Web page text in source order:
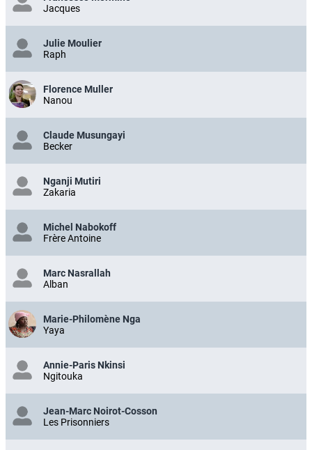
Jacques
Julie Moulier
Raph
Florence Muller
Nanou
Claude Musungayi
Becker
Nganji Mutiri
Zakaria
Michel Nabokoff
Frère Antoine
Marc Nasrallah
Alban
Marie-Philomène Nga
Yaya
Annie-Paris Nkinsi
Ngitouka
Jean-Marc Noirot-Cosson
Les Prisonniers